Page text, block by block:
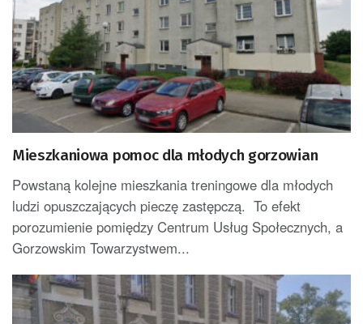
Mieszkaniowa pomoc dla młodych gorzowian
Powstaną kolejne mieszkania treningowe dla młodych
ludzi opuszczających pieczę zastępczą. To efekt
porozumienie pomiędzy Centrum Usług Społecznych, a
Gorzowskim Towarzystwem...